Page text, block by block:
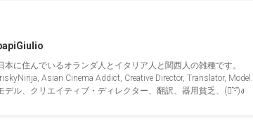
本に住んでいるオランダ人とイタリア人と関西人の雑種です。
Asian Cinema Addict, Creative Director, Translator, Model.
デル、クリエイティブ・ディレクター、翻訳、器用貧乏、(ง︡'-'︠)ง